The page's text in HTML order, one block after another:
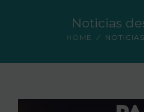
Noticias
HOME